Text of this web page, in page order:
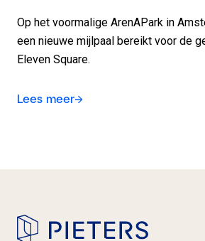
Op het voormalige ArenAPark in
een nieuwe mijlpaal bereikt voor de
Eleven Square.
Lees meer